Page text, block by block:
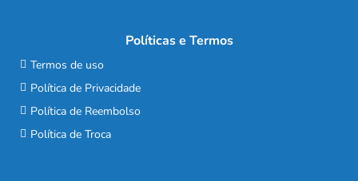
Políticas e Termos
Termos de uso
Política de Privacidade
Política de Reembolso
Política de Troca